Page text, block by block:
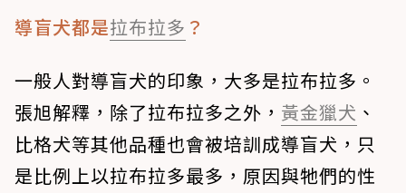
導盲犬都是拉布拉多 ？
一般人對導盲犬的印象，大多是拉布拉多。
張旭解釋，除了拉布拉多之外， 黃金獵犬 、
比格犬等其他品種也會被培訓成導盲犬，只
是比例上以拉布拉多最多，原因與牠們的性